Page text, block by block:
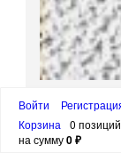
Войти
Корзина
0 позиций
на сумму0 ₽